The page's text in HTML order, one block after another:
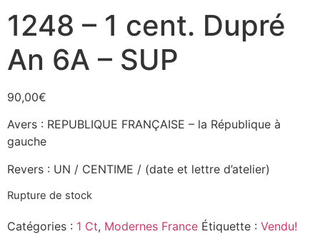
1248 – 1 cent. Dupré
An 6A – SUP
90,00€
Avers : REPUBLIQUE FRANÇAISE – la République à
gauche
Revers : UN / CENTIME / (date et lettre d’atelier)
Rupture de stock
Catégories : 1 Ct, Modernes France Étiquette : Vendu!